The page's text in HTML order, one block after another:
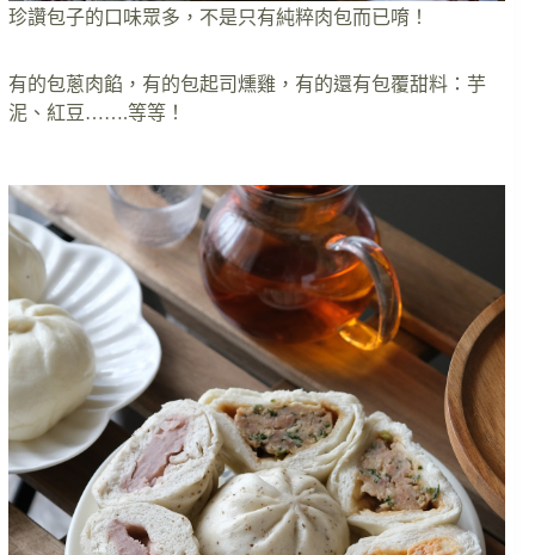
珍讚包子的口味眾多，不是只有純粹肉包而已唷！
有的包蔥肉餡，有的包起司燻雞，有的還有包覆甜料：芋
泥、紅豆…….等等！